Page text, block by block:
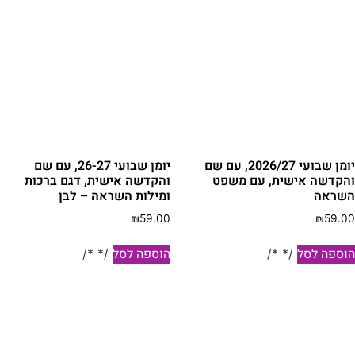
יומן שבועי 2026/27, עם שם
אישית, עם משפט
₪
לסל /* */
יומן שבועי 26-27, עם שם
והקדשה אישית, דגם ברכות
ומילות השראה – לבן
₪59.00
הוספה לסל /* */